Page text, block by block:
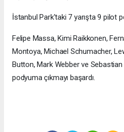
İstanbul Park'taki 7 yarışta 9 pilot
Felipe Massa, Kimi Raikkonen,
Montoya, Michael Schumacher,
Button, Mark Webber ve
podyuma çıkmayı başardı.